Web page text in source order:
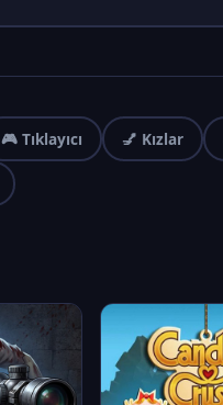
🎮 Tıklayıcı 💅 Kızlar